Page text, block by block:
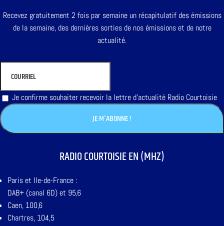
Recevez gratuitement 2 fois par semaine un récapitulatif des émissions
de la semaine, des dernières sorties de nos émissions et de notre
actualité.
Je confirme souhaiter recevoir la lettre d'actualité Radio Courtoisie
RADIO COURTOISIE EN (MHZ)
Paris et Ile-de-France :
DAB+ (canal 6D) et 95,6
Caen, 100,6
Chartres, 104,5